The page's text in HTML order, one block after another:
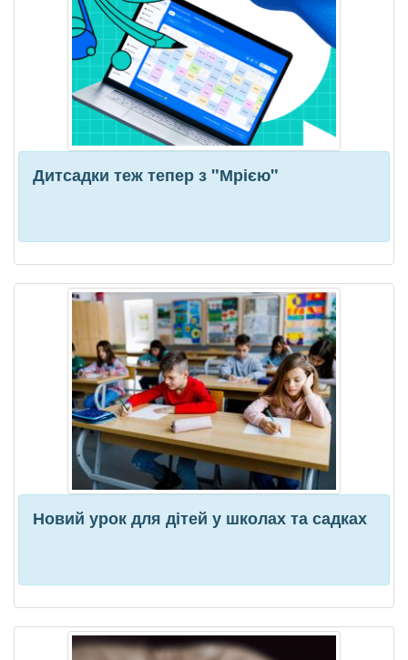
Дитсадки теж тепер з "Мрією"
Новий урок для дітей у школах та садках